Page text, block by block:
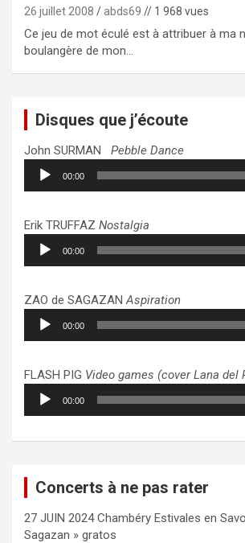
26 juillet 2008 abds69 // 1 968 vues
Ce jeu de mot éculé est à attribuer à ma
boulangère de mon…
Disques que j’écoute
John SURMAN Pebble Dance
Lecteur
audio
00:00
Erik TRUFFAZ Nostalgia
Lecteur
audio
00:00
ZAO de SAGAZANAspiration
Lecteur
audio
00:00
FLASH PIG Video games (cover Lana del
Lecteur
audio
00:00
Concerts à ne pas rater
27 JUIN 2024 Chambéry Estivales en
Sagazan » gratos